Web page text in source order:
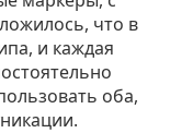
что в
и каждая
оба,